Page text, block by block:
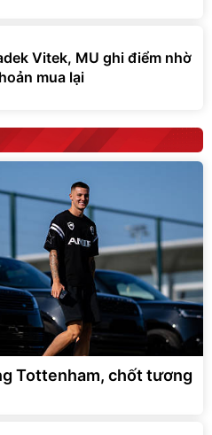
Vitek, MU ghi điểm nhờ
mua lại
Tottenham, chốt tương